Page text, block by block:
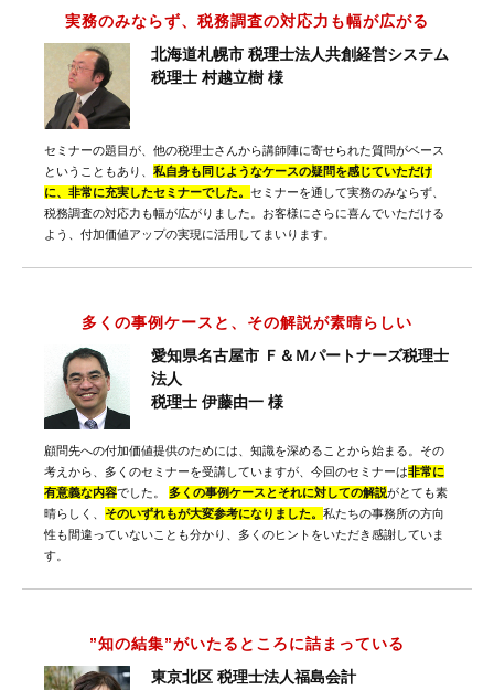
実務のみならず、税務調査の対応力も幅が広がる
北海道札幌市 税理士法人共創経営システム
税理士 村越立樹 様
セミナーの題目が、他の税理士さんから講師陣に寄せられた質問がベース
ということもあり、 私自身も同じようなケースの疑問を感じていただけ
に、非常に充実したセミナーでした。 セミナーを通して実務のみならず、
税務調査の対応力も幅が広がりました。お客様にさらに喜んでいただける
よう、付加価値アップの実現に活用してまいります。
多くの事例ケースと、その解説が素晴らしい
愛知県名古屋市 Ｆ＆Ｍパートナーズ税理士
法人
税理士 伊藤由一 様
顧問先への付加価値提供のためには、知識を深めることから始まる。その
考えから、多くのセミナーを受講していますが、今回のセミナーは非常に
有意義な内容でした。 多くの事例ケースとそれに対しての解説がとても素
晴らしく、 そのいずれもが大変参考になりました。 私たちの事務所の方向
性も間違っていないことも分かり、多くのヒントをいただき感謝していま
す。
”知の結集”がいたるところに詰まっている
東京北区 税理士法人福島会計